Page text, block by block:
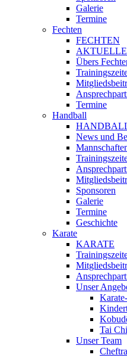
Galerie
Termine
Fechten
FECHTEN
Übers
Termine
Handball
News und
Sponsoren
Galerie
Termine
Geschichte
Karate
KARATE
Unser
Tai Chi
Unser Team